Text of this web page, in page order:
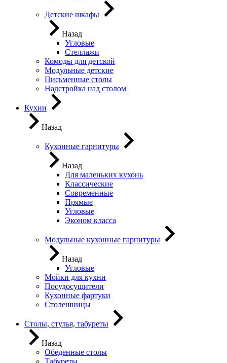
Детские шкафы
Назад
Угловые
Стеллажи
Комоды для детской
Модульные детские
Письменные столы
Надстройка над столом
Кухни
Назад
Кухонные гарнитуры
Назад
Для маленьких кухонь
Классические
Современные
Прямые
Угловые
Эконом класса
Модульные кухонные гарнитуры
Назад
Угловые
Мойки для кухни
Посудосушители
Кухонные фартуки
Столешницы
Столы, стулья, табуреты
Назад
Обеденные столы
Табуреты